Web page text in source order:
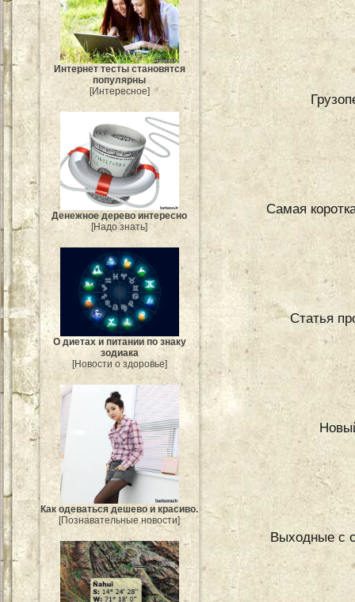
Интернет тесты становятся
популярны
[Интересное]
Денежное дерево интересно
[Надо знать]
О диетах и питании по знаку
зодиака
[Новости о здоровье]
Как одеваться дешево и красиво.
[Познавательные новости]
Самая
Статья
Выходные с